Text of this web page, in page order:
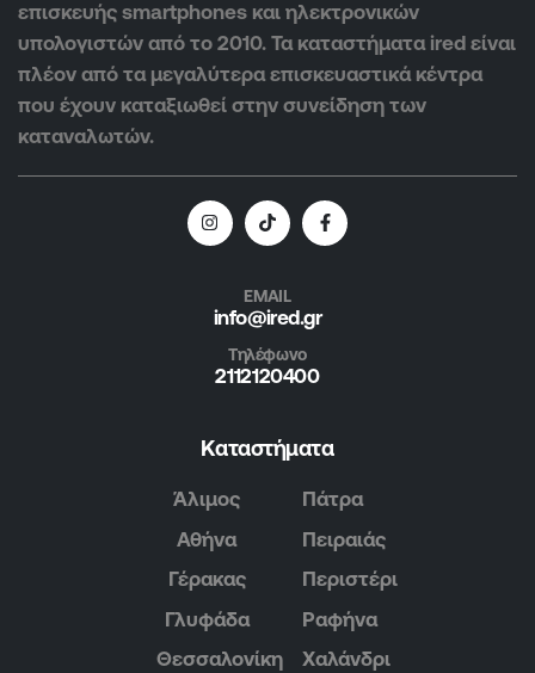
επισκευής smartphones και ηλεκτρονικών
υπολογιστών από το 2010. Τα καταστήματα ired είναι
πλέον από τα μεγαλύτερα επισκευαστικά κέντρα
που έχουν καταξιωθεί στην συνείδηση των
καταναλωτών.
EMAIL
info@ired.gr
Τηλέφωνο
2112120400
Καταστήματα
Άλιμος
Αθήνα
Γέρακας
Γλυφάδα
Θεσσαλονίκη
Πάτρα
Πειραιάς
Περιστέρι
Ραφήνα
Χαλάνδρι